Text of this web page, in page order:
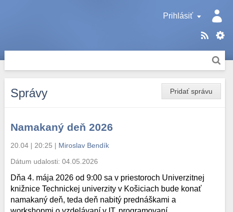
Prihlásiť
Pridať správu
Správy
Namakaný deň 2026
20.04 | 20:25 | Miroslav Bendík
Dátum udalosti:04.05.2026
Dňa 4. mája 2026 od 9:00 sa v priestoroch Univerzitnej
knižnice Technickej univerzity v Košiciach bude konať
namakaný deň, teda deň nabitý prednáškami a